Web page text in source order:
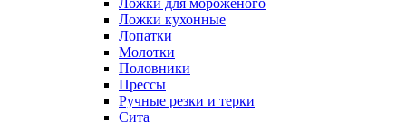
Ложки для мороженого
Ложки кухонные
Лопатки
Молотки
Половники
Прессы
Ручные резки и терки
Сита